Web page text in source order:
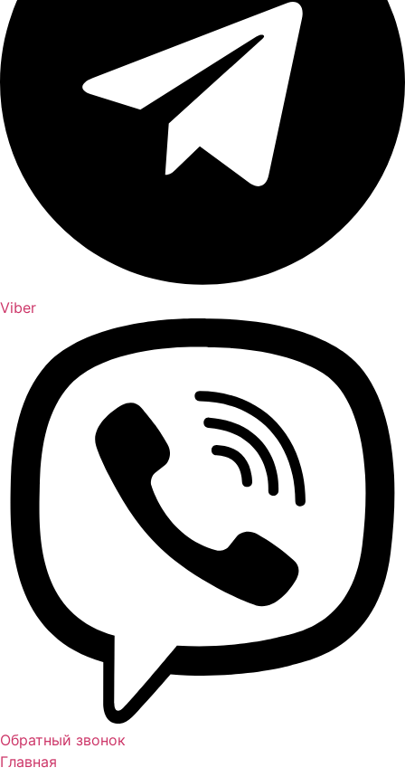
Viber
Обратный звонок
Главная